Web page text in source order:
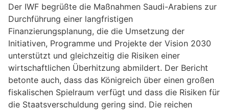
Der IWF begrüßte die Maßnahmen Saudi-Arabiens zur
Durchführung einer langfristigen
Finanzierungsplanung, die die Umsetzung der
Initiativen, Programme und Projekte der Vision 2030
unterstützt und gleichzeitig die Risiken einer
wirtschaftlichen Überhitzung abmildert. Der Bericht
betonte auch, dass das Königreich über einen großen
fiskalischen Spielraum verfügt und dass die Risiken für
die Staatsverschuldung gering sind. Die reichen